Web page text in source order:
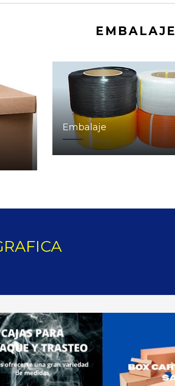
EMBALAJE
Embalaje